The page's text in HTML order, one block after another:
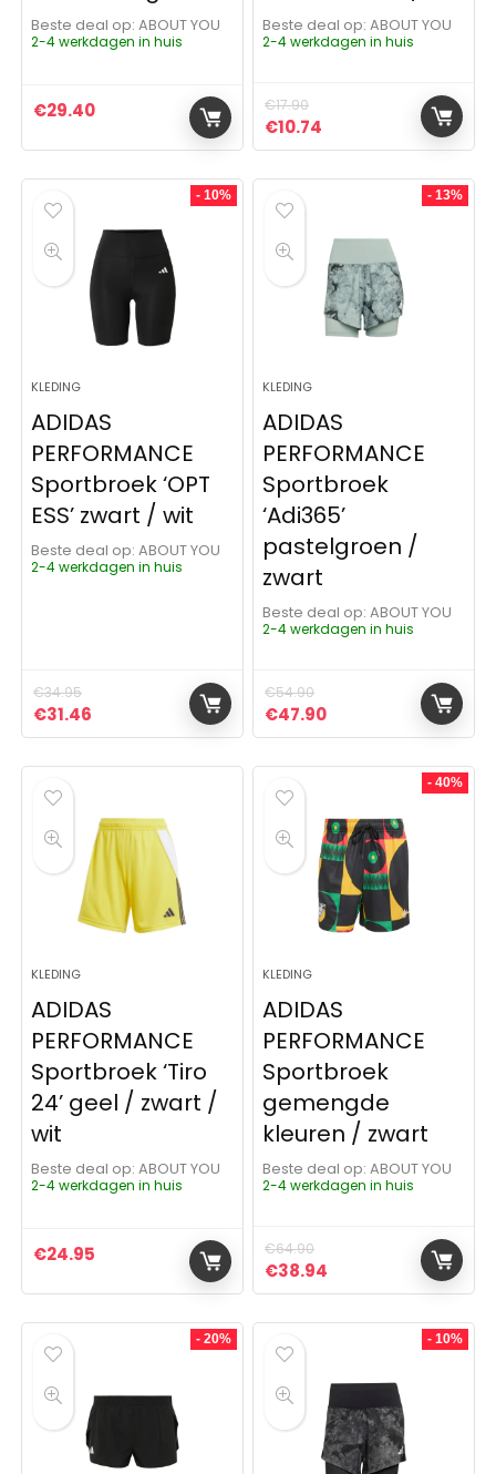
Beste deal op:
ABOUT YOU
2-4 werkdagen in huis
€29.40
Beste deal op:
ABOUT YOU
2-4 werkdagen in huis
€17.90
Oorspronkelijke prijs was:
€10.74 Huidige prijs is:
- 10%
KLEDING
ADIDAS
PERFORMANCE
Sportbroek ‘OPT
ESS’ zwart / wit
Beste deal op:
ABOUT YOU
2-4 werkdagen in huis
€34.95
Oorspronkelijke prijs was: €34.95.
€31.46 Huidige prijs is: €31.46.
- 13%
KLEDING
ADIDAS
PERFORMANCE
Sportbroek
‘Adi365’
pastelgroen /
zwart
Beste deal op:
ABOUT YOU
2-4 werkdagen in huis
€54.90
Oorspronkelijke prijs
€47.90Huidige prijs is:
KLEDING
ADIDAS
PERFORMANCE
Sportbroek ‘Tiro
24’ geel / zwart /
wit
Beste deal op:
ABOUT YOU
2-4 werkdagen in huis
€24.95
- 40%
KLEDING
ADIDAS
PERFORMANCE
Sportbroek
gemengde
kleuren / zwart
Beste deal op:
ABOUT YOU
2-4 werkdagen in huis
€64.90
Oorspronkelijke prijs
€38.94 Huidige prijs is:
- 20% - 10%